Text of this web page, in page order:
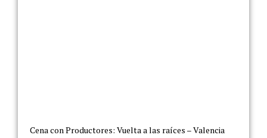
Cena con Productores: Vuelta a las raíces – Valencia